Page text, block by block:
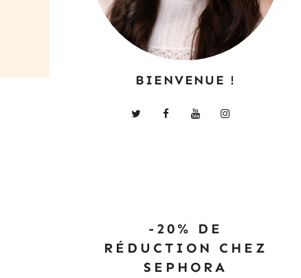
BIENVENUE !
-20% DE
RÉDUCTION CHEZ
SEPHORA